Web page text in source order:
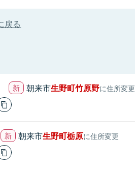
戻る
朝来市生野町竹原野に住所変更
朝来市生野町栃原に住所変更